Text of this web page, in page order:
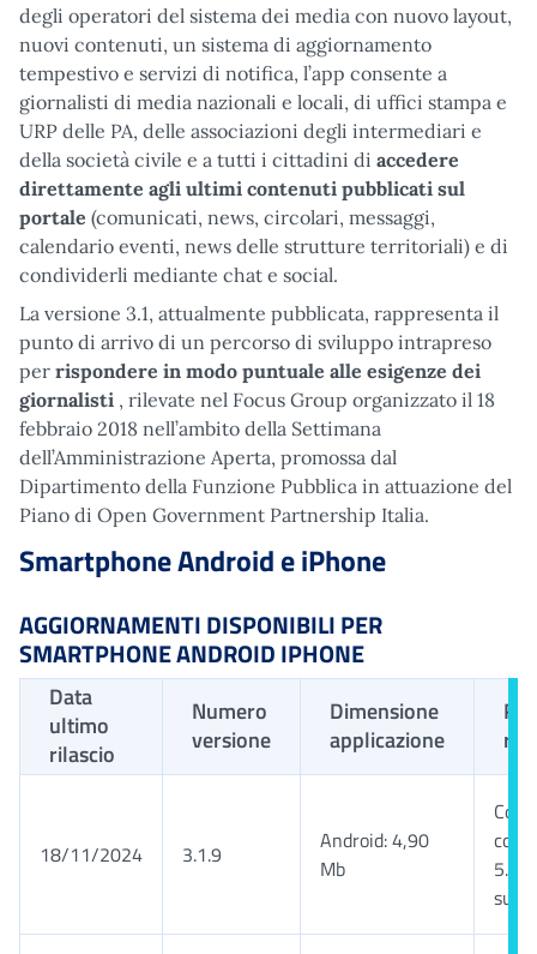
degli operatori del sistema dei media con nuovo layout,
nuovi contenuti, un sistema di aggiornamento
tempestivo e servizi di notifica, l’app consente a
giornalisti di media nazionali e locali, di uffici stampa e
URP delle PA, delle associazioni degli intermediari e
della società civile e a tutti i cittadini di accedere
direttamente agli ultimi contenuti pubblicati sul
portale (comunicati, news, circolari, messaggi,
calendario eventi, news delle strutture territoriali) e di
condividerli mediante chat e social.
La versione 3.1, attualmente pubblicata, rappresenta il
punto di arrivo di un percorso di sviluppo intrapreso
per rispondere in modo puntuale alle esigenze dei
giornalisti , rilevate nel Focus Group organizzato il 18
febbraio 2018 nell’ambito della Settimana
dell’Amministrazione Aperta, promossa dal
Dipartimento della Funzione Pubblica in attuazione del
Piano di Open Government Partnership Italia.
Smartphone Android e iPhone
AGGIORNAMENTI DISPONIBILI PER
SMARTPHONE ANDROID IPHONE
Data
ultimo
rilascio
Numero
versione
Dimensione
applicazione
18/11/2024 3.1.9
Android: 4,90
Mb
con
5.0 o